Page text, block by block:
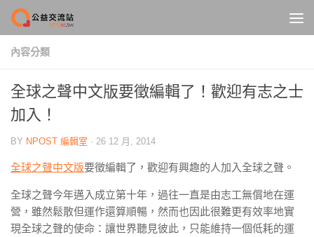
Skip to content
內容分類
全球之聲中文版要徵編輯了！歡迎有志之士
加入！
BY NPOST 編輯室 · 26 12 月, 2014
全球之聲中文版要徵編輯了，歡迎有興趣的人加入全球之聲。
全球之聲今年邁入成立第十年，過往一直是由志工無償地在運
營，雖然鬆散但運作還算順暢，然而也因此很難更有效率地實
現全球之聲的使命：讓世界聽見彼此，只能維持一個低耗的運